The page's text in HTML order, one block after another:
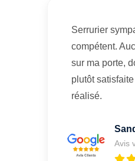
Serrurier
compétent.
sur ma porte,
plutôt satisfaite
réalisé.
Avis